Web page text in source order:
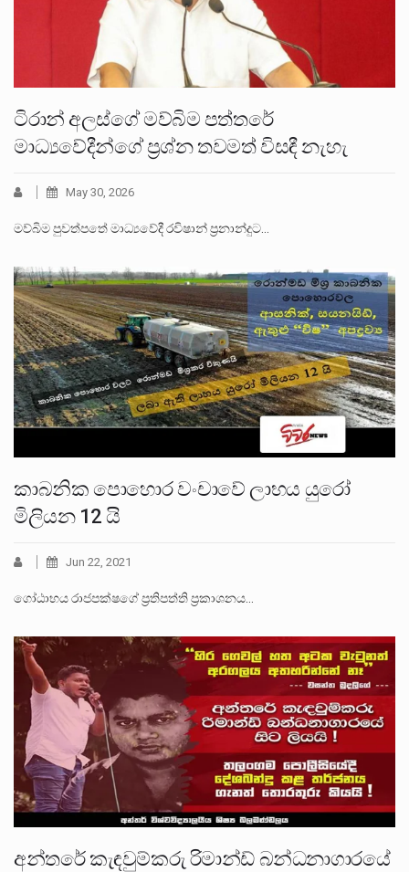
ටිරාන් අලස්ගේ මව්බිම පත්තරේ
මාධ්‍යවේදීන්ගේ ප්‍රශ්න තවමත් විසඳී නැහැ
May 30, 2026
මව්බිම පුවත්පතේ මාධ්‍යවේදී රවිෂාන් ප්‍රනාන්දුට…
කාබනික පොහොර වංචාවේ ලාභය යුරෝ
මිලියන 12 යි
Jun 22, 2021
ගෝඨාභය රාජපක්ෂගේ ප්‍රතිපත්ති ප්‍රකාශනය…
අන්තරේ කැඳවුම්කරු රිමාන්ඩ් බන්ධනාගාරයේ